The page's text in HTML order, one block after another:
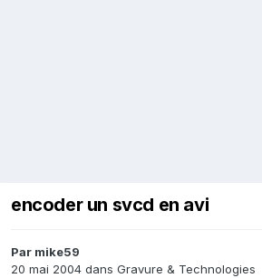
encoder un svcd en avi
Par mike59
20 mai 2004 dans Gravure & Technologies